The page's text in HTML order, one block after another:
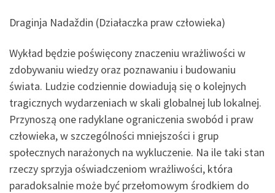
Draginja Nadaždin (Działaczka praw człowieka)
Wykład będzie poświęcony znaczeniu wrażliwości w
zdobywaniu wiedzy oraz poznawaniu i budowaniu
świata. Ludzie codziennie dowiadują się o kolejnych
tragicznych wydarzeniach w skali globalnej lub lokalnej.
Przynoszą one radyklane ograniczenia swobód i praw
człowieka, w szczególności mniejszości i grup
społecznych narażonych na wykluczenie. Na ile taki stan
rzeczy sprzyja oświadczeniom wrażliwości, która
paradoksalnie może być przełomowym środkiem do